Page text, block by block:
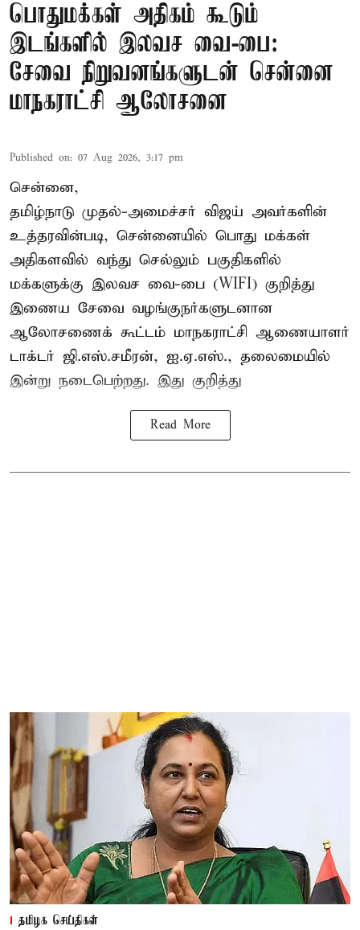
பொதுமக்கள் அதிகம் கூடும்
இடங்களில் இலவச வை-பை:
சேவை நிறுவனங்களுடன் சென்னை
மாநகராட்சி ஆலோசனை
Published on: 07 Aug 2026, 3:17 pm
சென்னை,
தமிழ்நாடு முதல்-அமைச்சர் விஜய் அவர்களின்
உத்தரவின்படி, சென்னையில் பொது மக்கள்
அதிகளவில் வந்து செல்லும் பகுதிகளில்
மக்களுக்கு இலவச வை-பை (WIFI) குறித்து
இணைய சேவை வழங்குநர்களுடனான
ஆலோசணைக் கூட்டம் மாநகராட்சி ஆணையாளர்
டாக்டர் ஜி.எஸ்.சமீரன், ஐ.ஏ.எஸ்., தலைமையில்
இன்று நடைபெற்றது. இது குறித்து
Read More
தமிழக செய்திகள்